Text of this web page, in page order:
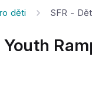
děti SFR -